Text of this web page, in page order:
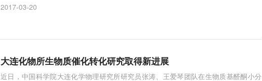
流程，生产出合格的无水乙醇，目前该装置已平稳运行两
2017-03-20
大连化物所生物质催化转化研究取得新进展
近日，中国科学院大连化学物理研究所研究员张涛、王爱琴团队在生物质基醛酮小分